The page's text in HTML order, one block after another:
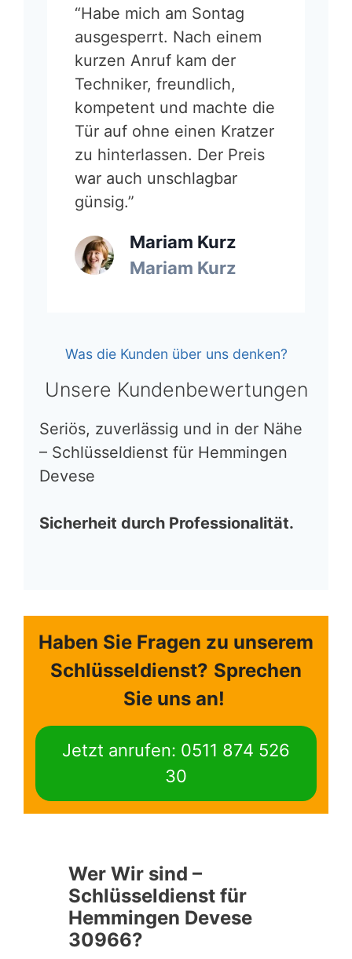
“Habe mich am Sontag
ausgesperrt. Nach einem
kurzen Anruf kam der
Techniker, freundlich,
kompetent und machte die
Tür auf ohne einen Kratzer
zu hinterlassen. Der Preis
war auch unschlagbar
günsig.”
Mariam Kurz
Mariam Kurz
Was die Kunden über uns denken?
Unsere Kundenbewertungen
Seriös, zuverlässig und in der Nähe
– Schlüsseldienst für Hemmingen
Devese
Sicherheit durch Professionalität.
Haben Sie Fragen zu unserem
Schlüsseldienst? Sprechen
Sie uns an!
Jetzt anrufen: 0511 874 526
30
Wer Wir sind –
Schlüsseldienst für
Hemmingen Devese
30966?